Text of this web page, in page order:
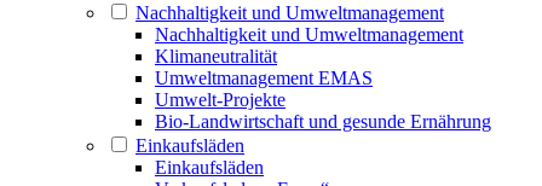
Nachhaltigkeit und Umweltmanagement
Nachhaltigkeit und Umweltmanagement
Klimaneutralität
Umweltmanagement EMAS
Umwelt-Projekte
Bio-Landwirtschaft und gesunde Ernährung
Einkaufsläden
Einkaufsläden